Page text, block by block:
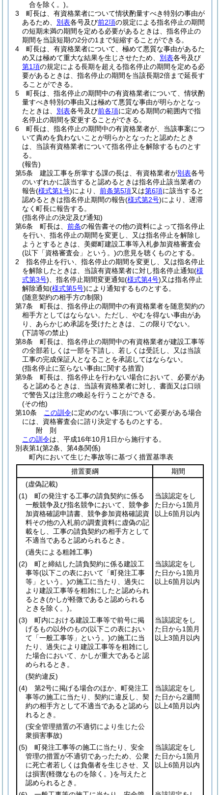
合を除く。)。
3
町長は、有資格業者について情状酌量すべき特別の事由が
あるため、 別表各号及び前2項の規定による指名停止の期間
の短期未満の期間を定める必要があるときは、指名停止の
期間を当該短期の2分の1まで短縮することができる。
4
町長は、有資格業者について、極めて悪質な事由があるた
め又は極めて重大な結果を生じさせたため、 別表各号及び
第1項の規定による長期を超える指名停止の期間を定める必
要があるときは、指名停止の期間を当該長期2倍まで延長す
ることができる。
5
町長は、指名停止の期間中の有資格業者について、情状酌
量すべき特別の事由又は極めて悪質な事由が明らかとなっ
たときは、 別表各号及び前各項に定める期間の範囲内で指
名停止の期間を変更することができる。
6
町長は、指名停止の期間中の有資格業者が、当該事案につ
いて責めを負わないことが明らかとなったと認めたとき
は、当該有資格業者について指名停止を解除するものとす
る。
(報告)
第5条
建設工事を所掌する課の長は、有資格業者が別表各号
のいずれかに該当すると認めるときは指名停止該当業者の
報告(様式第1号)により、 前条第5項又は第6項に該当すると
認めるときは指名停止期間の報告(様式第2号)により、遅滞
なく町長に報告する。
(指名停止の決定及び通知)
第6条
町長は、 前条の報告書その他の資料によって指名停止
を行い、指名停止の期間を変更し、又は指名停止を解除し
ようとするときは、美郷町建設工事等入札参加資格審査会
(以下「資格審査会」という。)の意見を聴くものとする。
2
指名停止を行い、指名停止の期間を変更し、又は指名停止
を解除したときは、当該有資格業者に対し指名停止通知(様
式第3号) 、指名停止期間変更通知(様式第4号)又は指名停止
解除通知(様式第5号)により通知するものとする。
(随意契約の相手方の制限)
第7条
町長は、指名停止の期間中の有資格業者を随意契約の
相手方としてはならない。 ただし、やむを得ない事由があ
り、あらかじめ承認を受けたときは、この限りでない。
(下請等の禁止)
第8条
町長は、指名停止の期間中の有資格業者が建設工事等
の全部若しくは一部を下請し、若しくは受託し、又は当該
工事の完成保証人となることを承認してはならない。
(指名停止に至らない事由に関する措置)
第9条
町長は、指名停止を行わない場合において、必要があ
ると認めるときは、当該有資格業者に対し、書面又は口頭
で警告又は注意の喚起を行うことができる。
(その他)
第10条
この訓令に定めのない事項について必要がある場合
には、資格審査会に諮り決定するものとする。
附 則
この訓令は、平成16年10月1日から施行する。
別表第1(第2条、第4条関係)
町内において生じた事故等に基づく措置基準表
措置要綱
期間
(虚偽記載)
(1) 町の発注する工事の請負契約に係る
一般競争及び指名競争において、競争参
加資格確認申請書、競争参加資格確認資
料その他の入札前の調査資料に虚偽の記
載をし、工事の請負契約の相手方として
不適当であると認められるとき。
当該認定をし
た日から1箇月
以上6箇月以内
(過失による粗雑工事)
(2) 町と締結した請負契約に係る建設工
事等(以下この表において「町発注工事
等」という。)の施工に当たり、過失に
より建設工事等を粗雑にしたと認められ
るとき(かしが軽微であると認められる
ときを除く。)。
当該認定をし
た日から1箇月
以上6箇月以内
(3) 町内における建設工事等で前号に掲
げるもの以外のもの(以下この表におい
て「一般工事等」という。)の施工に当
たり、過失により建設工事等を粗雑にし
た場合において、かしが重大であると認
められるとき。
当該認定をし
た日から1箇月
以上3箇月以内
(契約違反)
(4) 第2号に掲げる場合のほか、町発注工
事等の施工に当たり、契約に違反し、契
約の相手方として不適当であると認めら
れるとき。
当該認定をし
た日から2週間
以上4箇月以内
(安全管理措置の不適切により生じた公
衆損害事故)
(5) 町発注工事等の施工に当たり、安全
管理の措置が不適切であったため、公衆
に死亡者若しくは負傷者を生じさせ、又
は損害(軽微なものを除く。)を与えたと
認められるとき。
当該認定をし
た日から1箇月
以上6箇月以内